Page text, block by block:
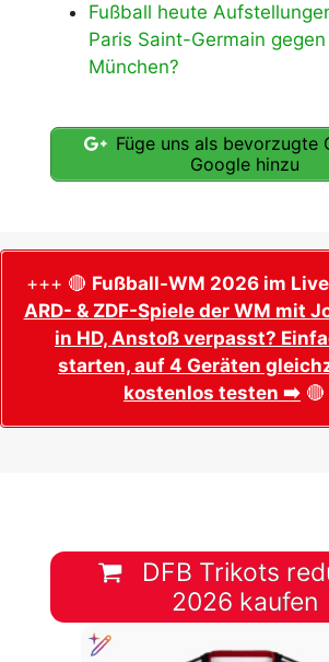
Fußball heute
Paris Saint-Germain
München?
Füge uns als bevorzugte
Google hinzu
+++ 🔴 Fußball-WM 2026 im
ARD- & ZDF-Spiele der WM mit
in HD, Anstoß verpasst?
starten, auf 4 Geräten
kostenlos testen ➡️
DFB Trikots
2026 kaufen